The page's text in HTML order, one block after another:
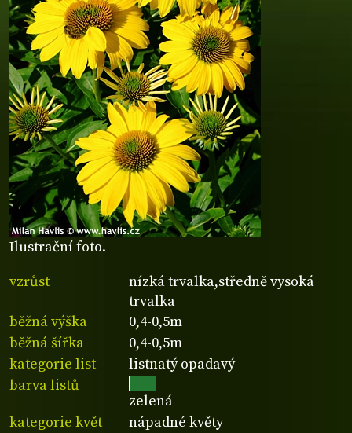
Ilustrační foto.
vzrůst
nízká trvalka,středně vysoká
trvalka
běžná výška
0,4-0,5m
běžná šířka
0,4-0,5m
kategorie list
listnatý opadavý
barva listů
zelená
kategorie květ
nápadné květy